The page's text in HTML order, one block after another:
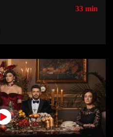
33 min